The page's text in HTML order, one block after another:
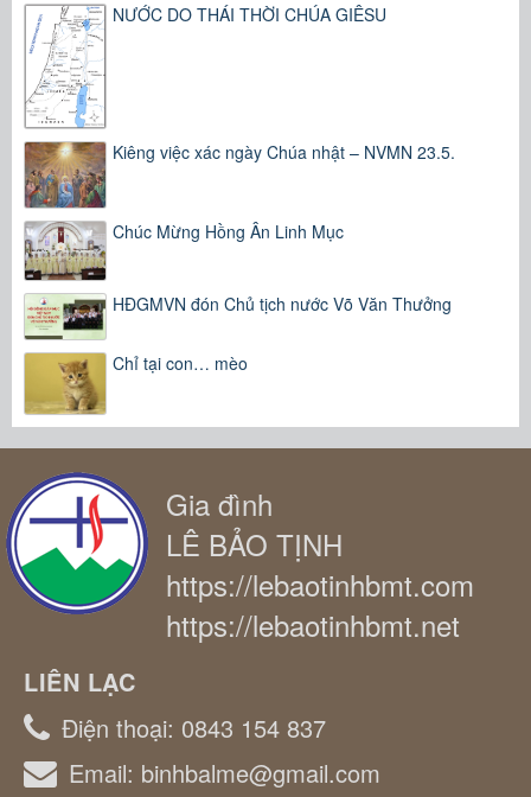
NƯỚC DO THÁI THỜI CHÚA GIÊSU
Kiêng việc xác ngày Chúa nhật – NVMN 23.5.
Chúc Mừng Hồng Ân Linh Mục
HĐGMVN đón Chủ tịch nước Võ Văn Thưởng
Chỉ tại con… mèo
Gia đình
LÊ BẢO TỊNH
https://lebaotinhbmt.com
https://lebaotinhbmt.net
LIÊN LẠC
Điện thoại: 0843 154 837
Email: binhbalme@gmail.com